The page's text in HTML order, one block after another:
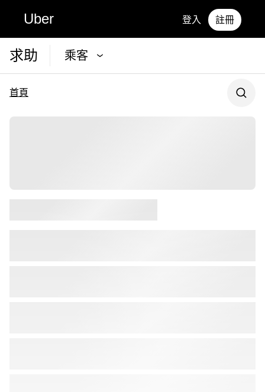
Uber 登入 註冊
求助 乘客
首頁